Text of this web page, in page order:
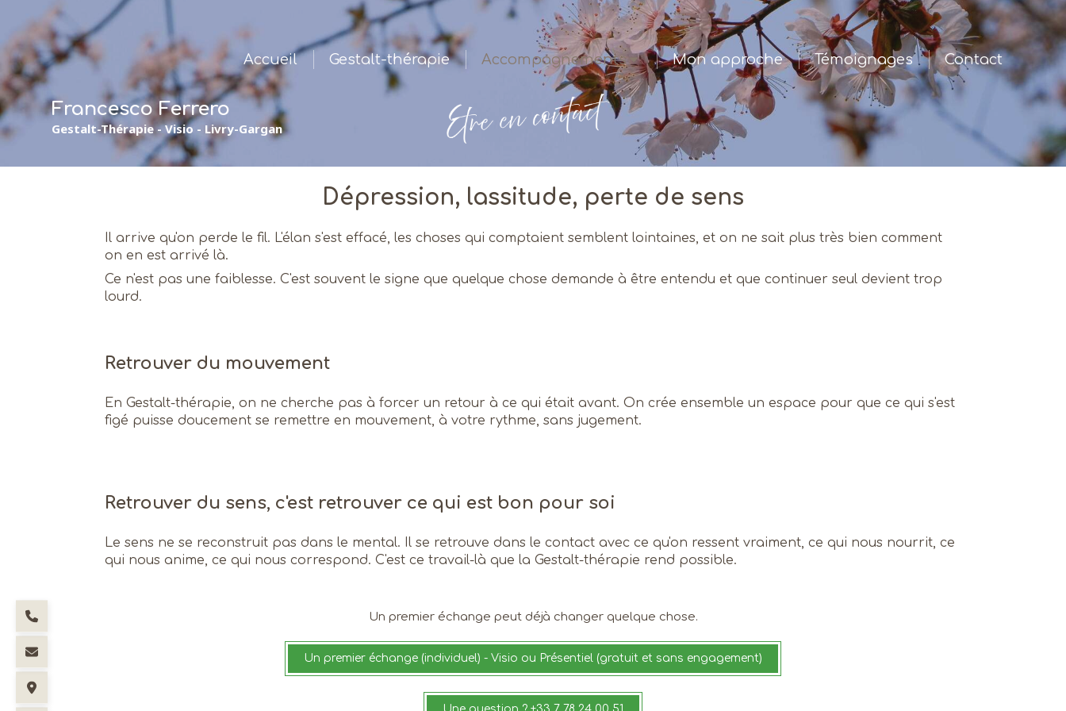
Accueil Gestalt-thérapie Accompagnements Mon approche Témoignages Contact
Francesco Ferrero
Gestalt-Thérapie - Visio - Livry-Gargan
Dépression, lassitude, perte de sens
Il arrive qu'on perde le fil. L'élan s'est effacé, les choses qui comptaient semblent lointaines, et on ne sait plus très bien comment
on en est arrivé là.
Ce n'est pas une faiblesse. C'est souvent le signe que quelque chose demande à être entendu et que continuer seul devient trop
lourd.
Retrouver du mouvement
En Gestalt-thérapie, on ne cherche pas à forcer un retour à ce qui était avant. On crée ensemble un espace pour que ce qui s'est
figé puisse doucement se remettre en mouvement, à votre rythme, sans jugement.
Retrouver du sens, c'est retrouver ce qui est bon pour soi
Le sens ne se reconstruit pas dans le mental. Il se retrouve dans le contact avec ce qu'on ressent vraiment, ce qui nous nourrit, ce
qui nous anime, ce qui nous correspond. C'est ce travail-là que la Gestalt-thérapie rend possible.
Un premier échange peut déjà changer quelque chose.
Un premier échange (individuel) - Visio ou Présentiel (gratuit et sans engagement)